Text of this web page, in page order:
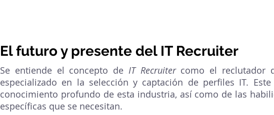
El futuro y presente del IT Recruiter
Se entiende el concepto de IT Recruiter como el reclutador
especializado en la selección y captación de perfiles IT.
conocimiento profundo de esta industria, así como de las
específicas que se necesitan.